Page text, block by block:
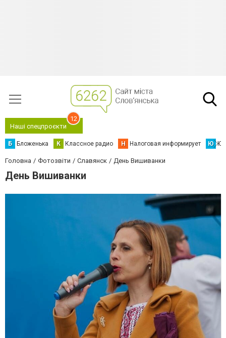
Наші спецпроєкти
12
Б Бложенька К Классное радио Н Налоговая информирует Ю
Головна Фотозвіти Славянск День Вишиванки
День Вишиванки